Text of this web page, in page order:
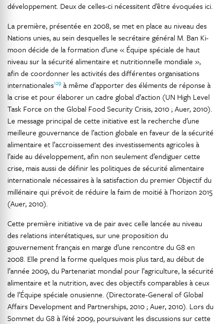
développement. Deux de celles-ci nécessitent d’être évoquées ici.
La première, présentée en 2008, se met en place au niveau des
Nations unies, au sein desquelles le secrétaire général M. Ban Ki-
moon décide de la formation d’une « Équipe spéciale de haut
niveau sur la sécurité alimentaire et nutritionnelle mondiale »,
afin de coordonner les activités des différentes organisations
internationales129 à même d’apporter des éléments de réponse à
la crise et pour élaborer un cadre global d’action (UN High Level
Task Force on the Global Food Security Crisis, 2010 ; Auer, 2010).
Le message principal de cette initiative est la recherche d’une
meilleure gouvernance de l’action globale en faveur de la sécurité
alimentaire et l’accroissement des investissements agricoles à
l’aide au développement, afin non seulement d’endiguer cette
crise, mais aussi de définir les politiques de sécurité alimentaire
internationale nécessaires à la satisfaction du premier Objectif du
millénaire qui prévoit de réduire la faim de moitié à l’horizon 2015
(Auer, 2010).
Cette première initiative va de pair avec celle lancée au niveau
des relations interétatiques, sur une proposition du
gouvernement français en marge d’une rencontre du G8 en
2008. Elle prend la forme quelques mois plus tard, au début de
l’année 2009, du Partenariat mondial pour l’agriculture, la sécurité
alimentaire et la nutrition, avec des objectifs comparables à ceux
de l’Équipe spéciale onusienne. (Directorate-General of Global
Affairs Development and Partnerships, 2010 ; Auer, 2010). Lors du
Sommet du G8 à l’été 2009, poursuivant les discussions sur cette